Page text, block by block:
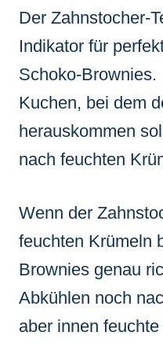
Der Zahnstocher-
Indikator für
Schoko-Brownies.
Kuchen, bei dem
herauskommen
nach feuchten
Wenn der
feuchten Krümeln
Brownies genau
Abkühlen noch
aber innen